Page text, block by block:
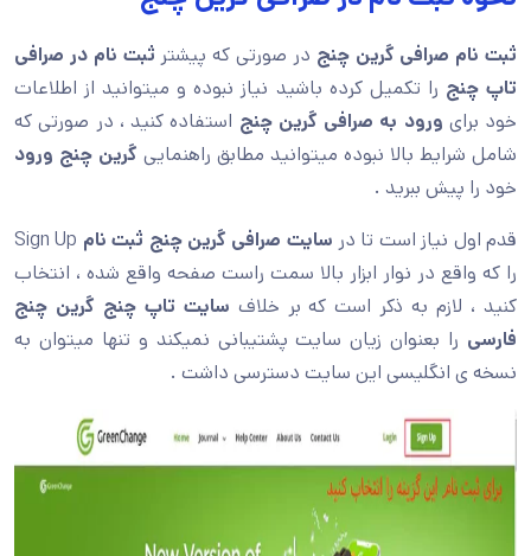
ثبت نام صرافی گرین چنج در صورتی که پیشتر ثبت نام در صرافی
تاپ چنج را تکمیل کرده باشید نیاز نبوده و میتوانید از اطلاعات
خود برای ورود به صرافی گرین چنج استفاده کنید ، در صورتی که
شامل شرایط بالا نبوده میتوانید مطابق راهنمایی گرین چنج ورود
خود را پیش ببرید .
قدم اول نیاز است تا در سایت صرافی گرین چنج ثبت نام Sign Up
را که واقع در نوار ابزار بالا سمت راست صفحه واقع شده ، انتخاب
کنید ، لازم به ذکر است که بر خلاف سایت تاپ چنج گرین چنج
فارسی را بعنوان زیان سایت پشتیبانی نمیکند و تنها میتوان به
نسخه ی انگلیسی این سایت دسترسی داشت .